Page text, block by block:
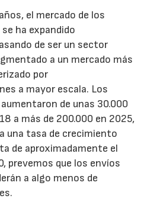
el mercado de los
ha expandido
de ser un sector
a un mercado más
por
a mayor escala. Los
de unas 30.000
a más de 200.000 en 2025,
una tasa de crecimiento
de aproximadamente el
prevemos que los envíos
a algo menos de